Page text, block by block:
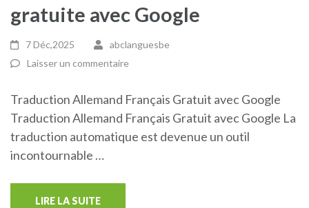
gratuite avec Google
7 Déc,2025
abclanguesbe
Laisser un commentaire
Traduction Allemand Français Gratuit avec Google
Traduction Allemand Français Gratuit avec Google La
traduction automatique est devenue un outil
incontournable …
LIRE LA SUITE